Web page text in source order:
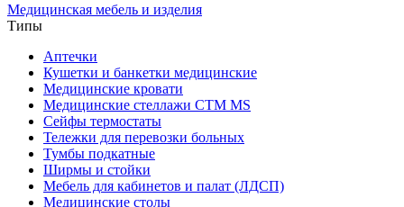
Медицинская мебель и изделия
Типы
Аптечки
Кушетки и банкетки медицинские
Медицинские кровати
Медицинские стеллажи CTM MS
Сейфы термостаты
Тележки для перевозки больных
Тумбы подкатные
Ширмы и стойки
Мебель для кабинетов и палат (ЛДСП)
Медицинские столы